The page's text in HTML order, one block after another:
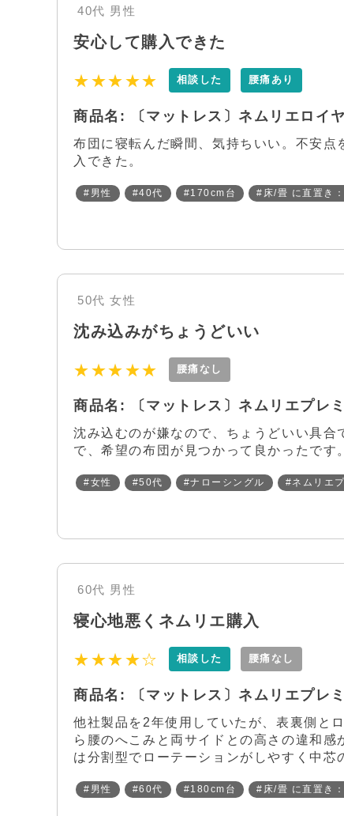
40代 男性
安心して購入できた
★★★★★ 相談した 腰痛あり
商品名: 〔マットレス〕ネムリエロイ
布団に寝転んだ瞬間、気持ちいい。不安
入できた。
#男性 #40代 #170cm台 #床/畳 に直置き
50代 女性
沈み込みがちょうどいい
★★★★★ 腰痛なし
商品名: 〔マットレス〕ネムリエプレ
沈み込むのが嫌なので、ちょうどいい具
で、希望の布団が見つかって良かったです。
#女性 #50代 #ナローシングル #ネムリエ
60代 男性
寝心地悪くネムリエ購入
★★★★☆ 相談した 腰痛なし
商品名: 〔マットレス〕ネムリエプレ
他社製品を2年使用していたが、表裏側と
ら腰のへこみと両サイドとの高さの違和
は分割型でローテーションがしやすく中芯
#男性 #60代 #180cm台 #床/畳 に直置き